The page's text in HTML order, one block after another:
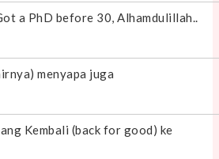
a PhD before 30, Alhamdulillah..
menyapa juga
Kembali (back for good) ke